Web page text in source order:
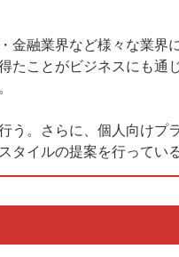
融業界など様々な業界
ことがビジネスにも通
う。さらに、個人向け
イルの提案を行っている